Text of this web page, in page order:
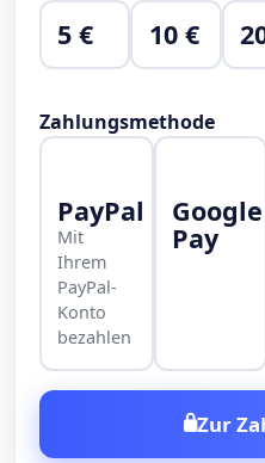
5 € 10 €
Zahlungsmethode
PayPal
Mit
Ihrem
PayPal-
Konto
bezahlen
Google
Pay
Zur